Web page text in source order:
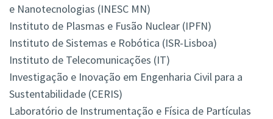
e Nanotecnologias (INESC MN)
Instituto de Plasmas e Fusão Nuclear (IPFN)
Instituto de Sistemas e Robótica (ISR-Lisboa)
Instituto de Telecomunicações (IT)
Investigação e Inovação em Engenharia Civil para a
Sustentabilidade (CERIS)
Laboratório de Instrumentação e Física de Partículas